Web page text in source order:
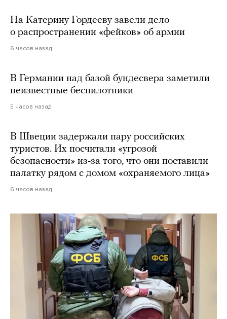
На Катерину Гордееву завели дело
о распространении «фейков» об армии
6 часов назад
В Германии над базой бундесвера заметили
неизвестные беспилотники
5 часов назад
В Швеции задержали пару российских
туристов. Их посчитали «угрозой
безопасности» из-за того, что они поставили
палатку рядом с домом «охраняемого лица»
6 часов назад